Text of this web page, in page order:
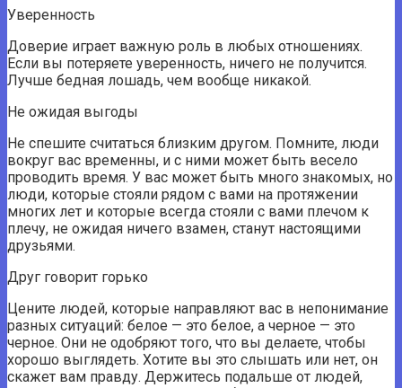
Уверенность
Доверие играет важную роль в любых отношениях.
Если вы потеряете уверенность, ничего не получится.
Лучше бедная лошадь, чем вообще никакой.
Не ожидая выгоды
Не спешите считаться близким другом. Помните, люди
вокруг вас временны, и с ними может быть весело
проводить время. У вас может быть много знакомых, но
люди, которые стояли рядом с вами на протяжении
многих лет и которые всегда стояли с вами плечом к
плечу, не ожидая ничего взамен, станут настоящими
друзьями.
Друг говорит горько
Цените людей, которые направляют вас в непонимание
разных ситуаций: белое — это белое, а черное — это
черное. Они не одобряют того, что вы делаете, чтобы
хорошо выглядеть. Хотите вы это слышать или нет, он
скажет вам правду. Держитесь подальше от людей,